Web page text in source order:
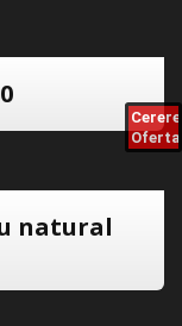
natural
Cerere
Oferta